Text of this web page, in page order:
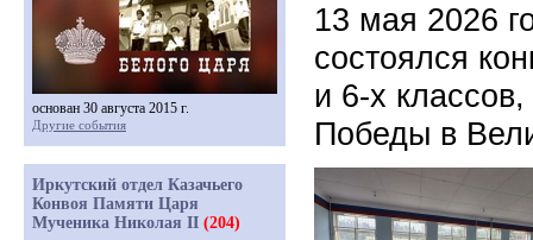
13 мая 2026
состоялся
и 6-х
Победы в
основан 30 августа 2015 г.
Другие события
Иркутский отдел Казачьего
Конвоя Памяти Царя
Мученика Николая II (204)